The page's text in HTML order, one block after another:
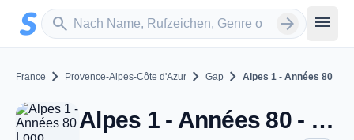
Zum Hauptinhalt springen
search
Sender suchen arrow_forward menu
France chevron_right Provence-Alpes-Côte d'Azur chevron_right Gap chevron_right Alpes 1 - Années 80
Alpes 1 - Années 80 - Gap